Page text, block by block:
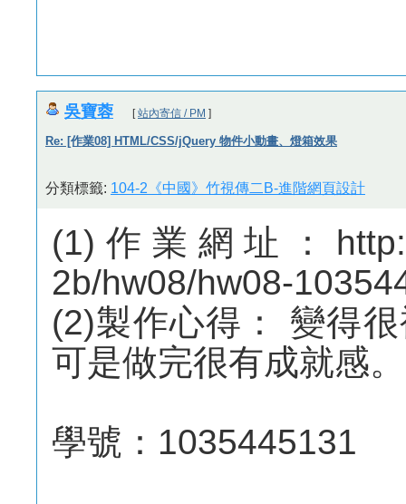
吳寶蓉 [站內寄信 / PM ]
Re: [作業08] HTML/CSS/jQuery 物件小動畫、燈箱效果
分類標籤: 104-2《中國》竹視傳二B-進階網頁設計
(1)作業網址：
2b/hw08/hw08-
(2)製作心得： 變得
可是做完很有成就感。
學號：1035445131